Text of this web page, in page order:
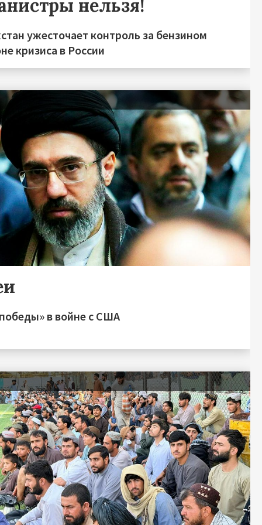
нельзя!
ужесточает контроль за бензином
кризиса в России
в войне с США